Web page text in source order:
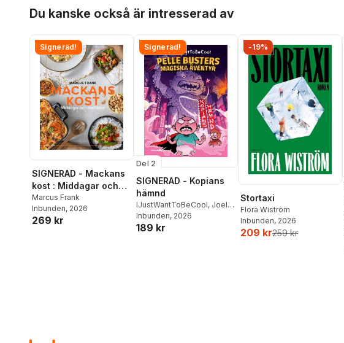
Du kanske också är intresserad av
Signerad!
SIGNERAD - Mackans
kost : Middagar och
matlådor
Marcus Frank
Inbunden, 2026
269 kr
Signerad!
Del 2
SIGNERAD - Kopians
hämnd
IJustWantToBeCool, Joel
Adolphson,Emil Ejdemo
Beer ,Victor Beer
Inbunden, 2026
189 kr
-19%
Stortaxi
Flora Wiström
Inbunden, 2026
209 kr259 kr